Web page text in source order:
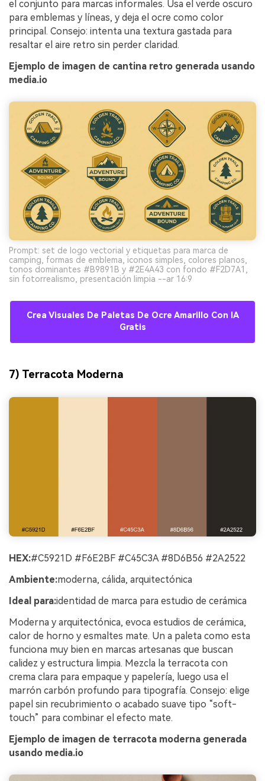
el conjunto para marcas informales. Usa el verde oscuro
para emblemas y líneas, y deja el ocre como color
principal. Consejo: intenta una textura gastada para
resaltar el aire retro sin perder claridad.
Ejemplo de imagen de cantina retro generada usando
media.io
Prompt: set de logo vectorial y etiquetas para marca de
camping, formas de emblema, iconos simples, colores planos,
tonos dominantes #B9891B y #2E4A43 con fondo #F2D7A1,
sin fotorrealismo, presentación limpia --ar 16:9
Crea Visuales De Paletas De Ocre Amarillo Con IA
Gratis
7) Terracota Moderna
HEX:#C5921D #F6E2BF #C45C3A #8D6B56 #2A2522
Ambiente:moderna, cálida, arquitectónica
Ideal para:identidad de marca para estudio de cerámica
Moderna y arquitectónica, evoca estudios de cerámica,
calor de horno y esmaltes mate. Un a paleta como esta
funciona muy bien en marcas artesanas que buscan
calidez y estructura limpia. Mezcla la terracota con
crema clara para empaque y papelería, luego usa el
marrón carbón profundo para tipografía. Consejo: elige
papel sin recubrimiento o acabado suave tipo “soft-
touch” para combinar el efecto mate.
Ejemplo de imagen de terracota moderna generada
usando media.io